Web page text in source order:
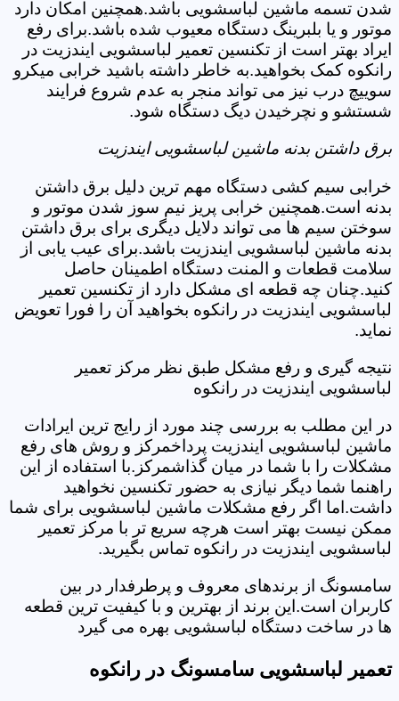
شدن تسمه ماشین لباسشویی باشد.همچنین امکان دارد
موتور و یا بلبرینگ دستگاه معیوب شده باشد.برای رفع
ایراد بهتر است از تکنسین تعمیر لباسشویی ایندزیت در
رانکوه کمک بخواهید.به خاطر داشته باشید خرابی میکرو
سوییچ درب نیز می تواند منجر به عدم شروع فرایند
شستشو و نچرخیدن دیگ دستگاه شود.
برق داشتن بدنه ماشین لباسشویی ایندزیت
خرابی سیم کشی دستگاه مهم ترین دلیل برق داشتن
بدنه است.همچنین خرابی پریز نیم سوز شدن موتور و
سوختن سیم ها می تواند دلایل دیگری برای برق داشتن
بدنه ماشین لباسشویی ایندزیت باشد.برای عیب یابی از
سلامت قطعات و المنت دستگاه اطمینان حاصل
کنید.چنان چه قطعه ای مشکل دارد از تکنسین تعمیر
لباسشویی ایندزیت در رانکوه بخواهید آن را فورا تعویض
نماید.
نتیجه گیری و رفع مشکل طبق نظر مرکز تعمیر
لباسشویی ایندزیت در رانکوه
در این مطلب به بررسی چند مورد از رایج ترین ایرادات
ماشین لباسشویی ایندزیت پرداخمرکز و روش های رفع
مشکلات را با شما در میان گذاشمرکز.با استفاده از این
راهنما شما دیگر نیازی به حضور تکنسین نخواهید
داشت.اما اگر رفع مشکلات ماشین لباسشویی برای شما
ممکن نیست بهتر است هرچه سریع تر با مرکز تعمیر
لباسشویی ایندزیت در رانکوه تماس بگیرید.
سامسونگ از برندهای معروف و پرطرفدار در بین
کاربران است.این برند از بهترین و با کیفیت ترین قطعه
ها در ساخت دستگاه لباسشویی بهره می گیرد
تعمیر لباسشویی سامسونگ در رانکوه